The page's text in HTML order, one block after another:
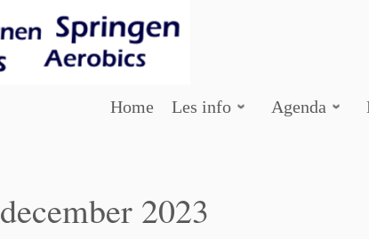
Home Les info Agenda
december 2023